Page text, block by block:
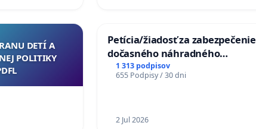
DETÍ A
POLITIKY
Petícia/žiadosť za zabezpečenie
dočasného náhradného
premostenia Váhu počas úplnej
uzávery Vážskeho mosta v
1 313 podpisov
655 Podpisy / 30 dni
2 Jul 2026